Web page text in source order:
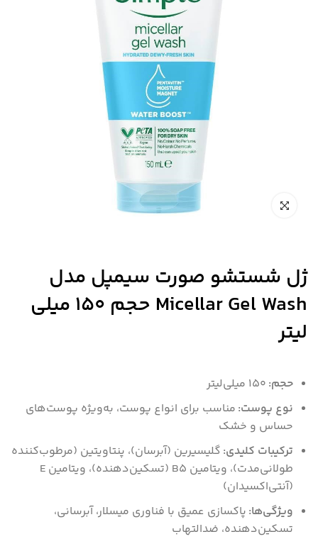
ژل شستشو صورت سیمپل مدل
Micellar Gel Wash حجم 150 میلی
لیتر
حجم:
نوع پوست: مناسب برای انواع پوست، به‌ویژه پوست‌های
حساس و خشک
ترکیبات کلیدی: گلیسیرین (آبرسان)، پنتاویتین (مرطوب‌کننده
طولانی‌مدت)، ویتامین B5 (تسکین‌دهنده)، ویتامین E
(آنتی‌اکسیدان)
ویژگی‌ها: پاکسازی عمیق با فناوری میسلار، آبرسانی،
تسکین‌دهنده، ضدالتهاب